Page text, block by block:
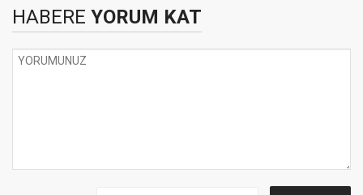
HABERE YORUM KAT